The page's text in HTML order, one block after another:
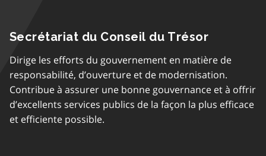
Secrétariat du Conseil du Trésor
Dirige les efforts du gouvernement en matière de
responsabilité, d’ouverture et de modernisation.
Contribue à assurer une bonne gouvernance et à offrir
d’excellents services publics de la façon la plus efficace
et efficiente possible.